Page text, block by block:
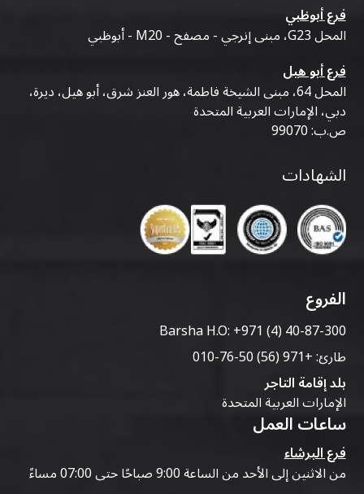
فرع أبوظبي
المحل G23، مبنى إنرجي - مصفح - M20 - أبوظبي
فرع أبو هيل
المحل 64، مبنى الشيخة فاطمة، هور العنز شرق، أبو هيل، ديرة،
دبي، الإمارات العربية المتحدة
ص.ب: 99070
الشهادات
الفروع
Barsha H.O:+971 (4) 40-87-300
طارئ:+971 (56) 50-76-010
بلد إقامة التاجر
الإمارات العربية المتحدة
ساعات العمل
فرع البرشاء
من الاثنين إلى الأحد من الساعة 9:00 صباحًا حتى 07:00 مساءً